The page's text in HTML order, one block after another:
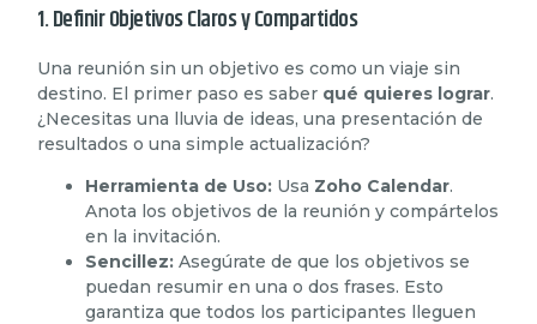
1. Definir Objetivos Claros y Compartidos
Una reunión sin un objetivo es como un viaje sin
destino. El primer paso es saber qué quieres lograr.
¿Necesitas una lluvia de ideas, una presentación de
resultados o una simple actualización?
Herramienta de Uso: Usa Zoho Calendar.
Anota los objetivos de la reunión y compártelos
en la invitación.
Sencillez: Asegúrate de que los objetivos se
puedan resumir en una o dos frases. Esto
garantiza que todos los participantes lleguen